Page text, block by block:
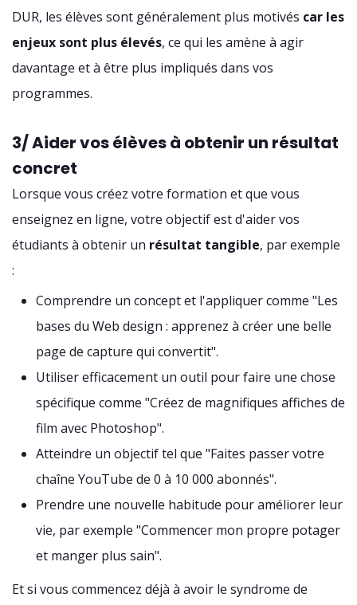
DUR, les élèves sont généralement plus motivés car les
enjeux sont plus élevés, ce qui les amène à agir
davantage et à être plus impliqués dans vos
programmes.
3/ Aider vos élèves à obtenir un résultat
concret
Lorsque vous créez votre formation et que vous
enseignez en ligne, votre objectif est d'aider vos
étudiants à obtenir un résultat tangible, par exemple
:
Comprendre un concept et l'appliquer comme "Les
bases du Web design : apprenez à créer une belle
page de capture qui convertit".
Utiliser efficacement un outil pour faire une chose
spécifique comme "Créez de magnifiques affiches de
film avec Photoshop".
Atteindre un objectif tel que "Faites passer votre
chaîne YouTube de 0 à 10 000 abonnés".
Prendre une nouvelle habitude pour améliorer leur
vie, par exemple "Commencer mon propre potager
et manger plus sain".
Et si vous commencez déjà à avoir le syndrome de